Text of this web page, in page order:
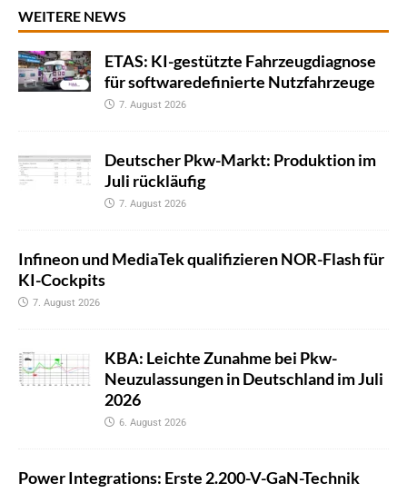
WEITERE NEWS
ETAS: KI-gestützte Fahrzeugdiagnose
für softwaredefinierte Nutzfahrzeuge
7. August 2026
Deutscher Pkw-Markt: Produktion im
Juli rückläufig
7. August 2026
Infineon und MediaTek qualifizieren NOR-Flash für
KI-Cockpits
7. August 2026
KBA: Leichte Zunahme bei Pkw-
Neuzulassungen in Deutschland im Juli
2026
6. August 2026
Power Integrations: Erste 2.200-V-GaN-Technik